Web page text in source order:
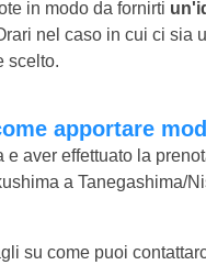
in modo da fornirti
nel caso in cui ci
scelto.
apportare
aver effettuato la
a Tanegashima/
su come puoi